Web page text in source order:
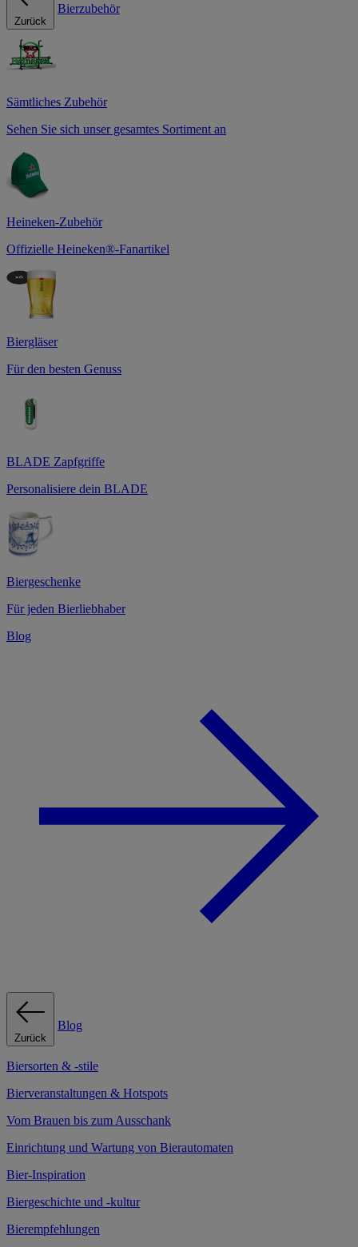
Zurück
Bierzubehör
Sämtliches Zubehör
Sehen Sie sich unser gesamtes Sortiment an
Heineken-Zubehör
Offizielle Heineken®-Fanartikel
Biergläser
Für den besten Genuss
BLADE Zapfgriffe
Personalisiere dein BLADE
Biergeschenke
Für jeden Bierliebhaber
Blog
Zurück
Blog
Biersorten & -stile
Bierveranstaltungen & Hotspots
Vom Brauen bis zum Ausschank
Einrichtung und Wartung von Bierautomaten
Bier-Inspiration
Biergeschichte und -kultur
Bierempfehlungen